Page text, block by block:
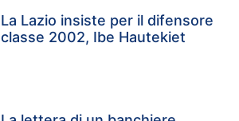
La Lazio insiste per il difensore
classe 2002, Ibe Hautekiet